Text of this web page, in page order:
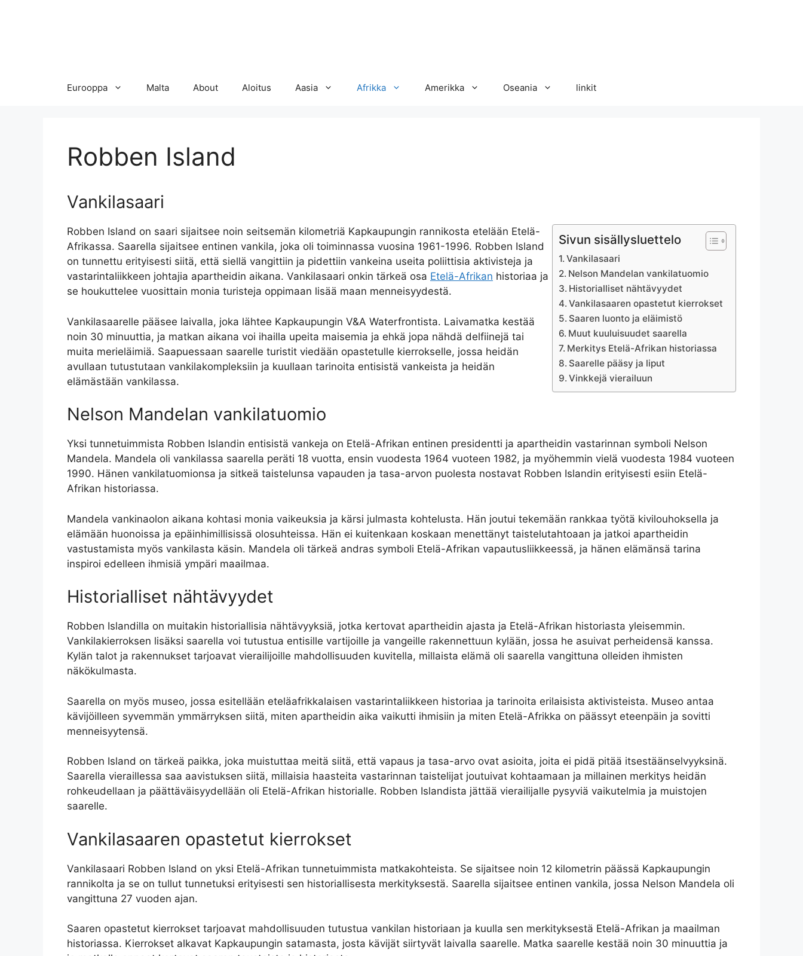
Eurooppa Malta About Aloitus Aasia Afrikka Amerikka Oseania linkit
Robben Island
Vankilasaari
Sivun sisällysluettelo
Vankilasaari
Nelson Mandelan vankilatuomio
Historialliset nähtävyydet
Vankilasaaren opastetut kierrokset
Saaren luonto ja eläimistö
Muut kuuluisuudet saarella
Merkitys Etelä-Afrikan historiassa
Saarelle pääsy ja liput
Vinkkejä vierailuun
Robben Island on saari sijaitsee noin seitsemän kilometriä Kapkaupungin rannikosta etelään Etelä-
Afrikassa. Saarella sijaitsee entinen vankila, joka oli toiminnassa vuosina 1961-1996. Robben Island
on tunnettu erityisesti siitä, että siellä vangittiin ja pidettiin vankeina useita poliittisia aktivisteja ja
vastarintaliikkeen johtajia apartheidin aikana. Vankilasaari onkin tärkeä osa Etelä-Afrikan historiaa ja
se houkuttelee vuosittain monia turisteja oppimaan lisää maan menneisyydestä.
Vankilasaarelle pääsee laivalla, joka lähtee Kapkaupungin V&A Waterfrontista. Laivamatka kestää
noin 30 minuuttia, ja matkan aikana voi ihailla upeita maisemia ja ehkä jopa nähdä delfiinejä tai
muita merieläimiä. Saapuessaan saarelle turistit viedään opastetulle kierrokselle, jossa heidän
avullaan tutustutaan vankilakompleksiin ja kuullaan tarinoita entisistä vankeista ja heidän
elämästään vankilassa.
Nelson Mandelan vankilatuomio
Yksi tunnetuimmista Robben Islandin entisistä vankeja on Etelä-Afrikan entinen presidentti ja apartheidin vastarinnan symboli Nelson
Mandela. Mandela oli vankilassa saarella peräti 18 vuotta, ensin vuodesta 1964 vuoteen 1982, ja myöhemmin vielä vuodesta 1984 vuoteen
1990. Hänen vankilatuomionsa ja sitkeä taistelunsa vapauden ja tasa-arvon puolesta nostavat Robben Islandin erityisesti esiin Etelä-
Afrikan historiassa.
Mandela vankinaolon aikana kohtasi monia vaikeuksia ja kärsi julmasta kohtelusta. Hän joutui tekemään rankkaa työtä kivilouhoksella ja
elämään huonoissa ja epäinhimillisissä olosuhteissa. Hän ei kuitenkaan koskaan menettänyt taistelutahtoaan ja jatkoi apartheidin
vastustamista myös vankilasta käsin. Mandela oli tärkeä andras symboli Etelä-Afrikan vapautusliikkeessä, ja hänen elämänsä tarina
inspiroi edelleen ihmisiä ympäri maailmaa.
Historialliset nähtävyydet
Robben Islandilla on muitakin historiallisia nähtävyyksiä, jotka kertovat apartheidin ajasta ja Etelä-Afrikan historiasta yleisemmin.
Vankilakierroksen lisäksi saarella voi tutustua entisille vartijoille ja vangeille rakennettuun kylään, jossa he asuivat perheidensä kanssa.
Kylän talot ja rakennukset tarjoavat vierailijoille mahdollisuuden kuvitella, millaista elämä oli saarella vangittuna olleiden ihmisten
näkökulmasta.
Saarella on myös museo, jossa esitellään eteläafrikkalaisen vastarintaliikkeen historiaa ja tarinoita erilaisista aktivisteista. Museo antaa
kävijöilleen syvemmän ymmärryksen siitä, miten apartheidin aika vaikutti ihmisiin ja miten Etelä-Afrikka on päässyt eteenpäin ja sovitti
menneisyytensä.
Robben Island on tärkeä paikka, joka muistuttaa meitä siitä, että vapaus ja tasa-arvo ovat asioita, joita ei pidä pitää itsestäänselvyyksinä.
Saarella vieraillessa saa aavistuksen siitä, millaisia haasteita vastarinnan taistelijat joutuivat kohtaamaan ja millainen merkitys heidän
rohkeudellaan ja päättäväisyydellään oli Etelä-Afrikan historialle. Robben Islandista jättää vierailijalle pysyviä vaikutelmia ja muistojen
saarelle.
Vankilasaaren opastetut kierrokset
Vankilasaari Robben Island on yksi Etelä-Afrikan tunnetuimmista matkakohteista. Se sijaitsee noin 12 kilometrin päässä Kapkaupungin
rannikolta ja se on tullut tunnetuksi erityisesti sen historiallisesta merkityksestä. Saarella sijaitsee entinen vankila, jossa Nelson Mandela oli
vangittuna 27 vuoden ajan.
Saaren opastetut kierrokset tarjoavat mahdollisuuden tutustua vankilan historiaan ja kuulla sen merkityksestä Etelä-Afrikan ja maailman
historiassa. Kierrokset alkavat Kapkaupungin satamasta, josta kävijät siirtyvät laivalla saarelle. Matka saarelle kestää noin 30 minuuttia ja